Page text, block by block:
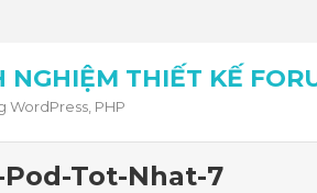
NGHIỆM THIẾT KẾ
WordPress, PHP
Pod-Tot-Nhat-7